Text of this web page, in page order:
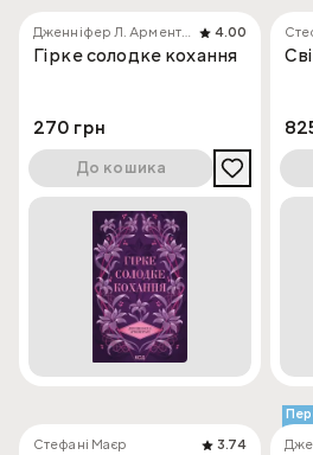
Дженніфер Л. Арментраут 4.00
Гірке солодке кохання
270 грн
До кошика
Стефані Маєр 3.74